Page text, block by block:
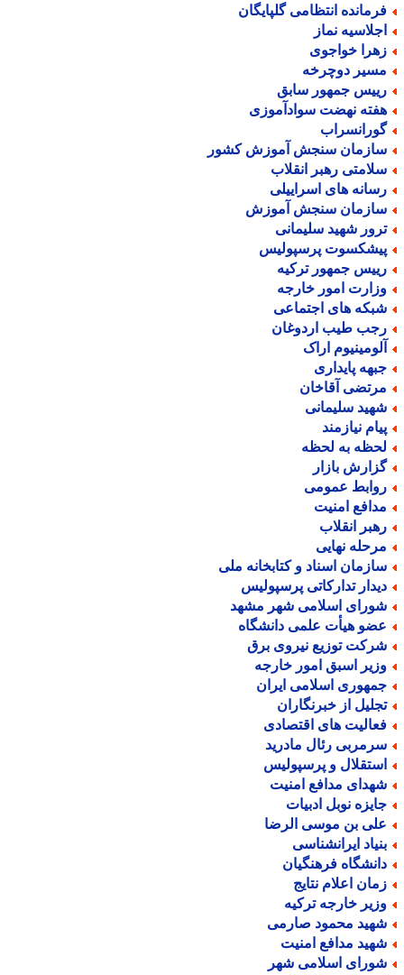
انتظامی گلپایگان
نماز
خواجوی
دوچرخه
جمهور سابق
نهضت سوادآموزی
سنجش آموزش کشور
رهبر انقلاب
های اسراییلی
سنجش آموزش
شهید سلیمانی
پرسپولیس
جمهور ترکیه
امور خارجه
های اجتماعی
طیب اردوغان
اراک
پایداری
آقاخان
سلیمانی
نیازمند
به لحظه
بازار
عمومی
امنیت
انقلاب
نهایی
اسناد و کتابخانه ملی
تدارکاتی پرسپولیس
اسلامی شهر مشهد
هیأت علمی دانشگاه
توزیع نیروی برق
اسبق امور خارجه
اسلامی ایران
از خبرنگاران
های اقتصادی
رئال مادرید
و پرسپولیس
مدافع امنیت
نوبل ادبیات
بن موسی الرضا
ایرانشناسی
فرهنگیان
اعلام نتایج
خارجه ترکیه
محمود صارمی
مدافع امنیت
اسلامی شهر